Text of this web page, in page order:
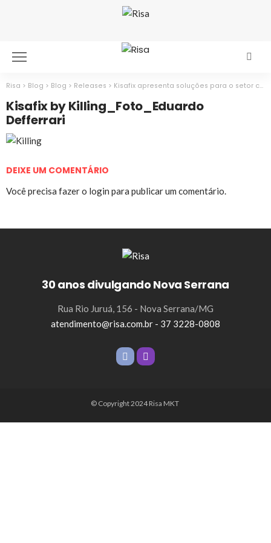
Risa > Blog > Blog > Releases > Kisafix apresenta soluções para o setor calçadista na Expocaipic
Kisafix by Killing_Foto_Eduardo
Defferrari
DEIXE UM COMENTÁRIO
Você precisa fazer o login para publicar um comentário.
30 anos divulgando Nova Serrana
Rua Rio Juruá, 156 - Nova Serrana/MG
atendimento@risa.com.br - 37 3228-0808
© Copyright 2024 Risa MKT